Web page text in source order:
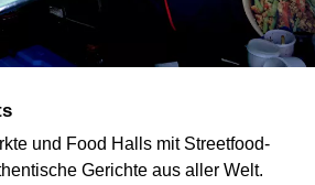
und Food Halls mit Streetfood-
Gerichte aus aller Welt.